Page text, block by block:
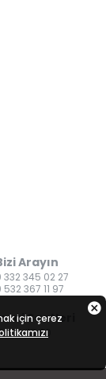
Arayın
332 345 02 27
532 367 11 97
Saatleri
- 19:00
için çerez